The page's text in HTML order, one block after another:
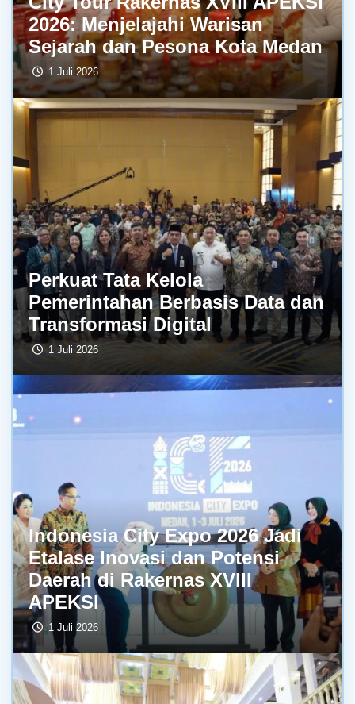
2026: Menjelajahi Warisan
Sejarah dan Pesona Kota Medan
1 Juli 2026
Perkuat Tata Kelola
Pemerintahan Berbasis Data dan
Transformasi Digital
1 Juli 2026
Indonesia City Expo 2026 Jadi
Etalase Inovasi dan Potensi
Daerah di Rakernas XVIII
APEKSI
1 Juli 2026